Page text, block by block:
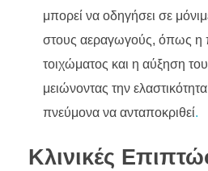
μπορεί να οδηγήσει σε
στους αεραγωγούς, όπως η
τοιχώματος και η αύξηση
μειώνοντας την
πνεύμονα να ανταποκριθεί.
Κλινικές